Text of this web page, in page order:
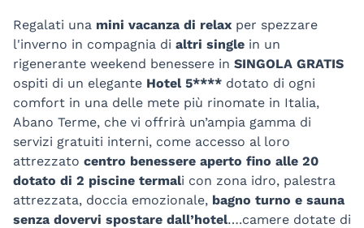
Regalati una mini vacanza di relax per spezzare
l'inverno in compagnia di altri single in un
rigenerante weekend benessere in SINGOLA GRATIS
ospiti di un elegante Hotel 5**** dotato di ogni
comfort in una delle mete più rinomate in Italia,
Abano Terme, che vi offrirà un’ampia gamma di
servizi gratuiti interni, come accesso al loro
attrezzato centro benessere aperto fino alle 20
dotato di 2 piscine termali con zona idro, palestra
attrezzata, doccia emozionale, bagno turno e sauna
senza dovervi spostare dall’hotel….camere dotate di